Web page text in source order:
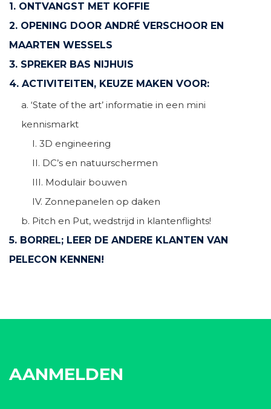
1. ONTVANGST MET KOFFIE
2. OPENING DOOR ANDRÉ VERSCHOOR EN
MAARTEN WESSELS
3. SPREKER BAS NIJHUIS
4. ACTIVITEITEN, KEUZE MAKEN VOOR:
a. ‘State of the art’ informatie in een mini
kennismarkt
I. 3D engineering
II. DC’s en natuurschermen
III. Modulair bouwen
IV. Zonnepanelen op daken
b. Pitch en Put, wedstrijd in klantenflights!
5. BORREL; LEER DE ANDERE KLANTEN VAN
PELECON KENNEN!
AANMELDEN